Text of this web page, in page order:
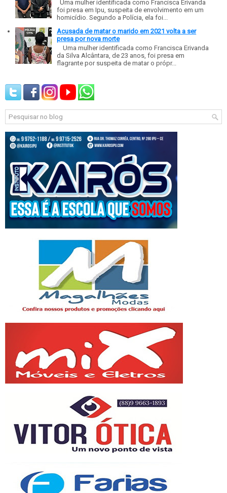
Uma mulher identificada como Francisca Erivanda
foi presa em Ipu, suspeita de envolvimento em um
homicídio. Segundo a Polícia, ela foi...
Acusada de matar o marido em 2021 volta a ser
presa por nova morte
Uma mulher identificada como Francisca Erivanda
da Silva Alcântara, de 23 anos, foi presa em
flagrante por suspeita de matar o própr...